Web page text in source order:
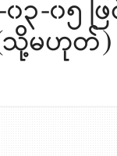
-၀၃-၀၅
မဟုတ်)